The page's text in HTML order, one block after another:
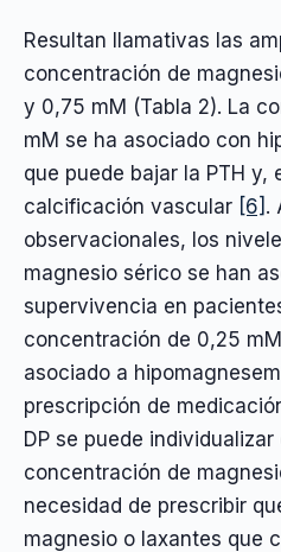
Resultan llamativas las
concentración de
y 0,75 mM (Tabla 2). La
mM se ha asociado con
que puede bajar la PTH y,
calcificación vascular [6] .
observacionales, los
magnesio sérico se han
supervivencia en
concentración de 0,25
asociado a
prescripción de
DP se puede
concentración de
necesidad de prescribir
magnesio o laxantes que